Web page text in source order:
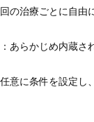
回の治療ごとに自由
：あらかじめ内蔵さ
任意に条件を設定し